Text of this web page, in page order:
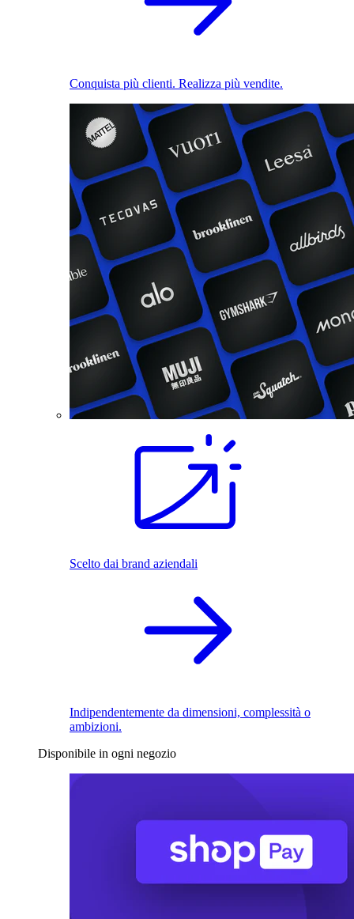
Conquista più clienti. Realizza più vendite.
Scelto dai brand aziendali
Indipendentemente da dimensioni, complessità o
ambizioni.
Disponibile in ogni negozio